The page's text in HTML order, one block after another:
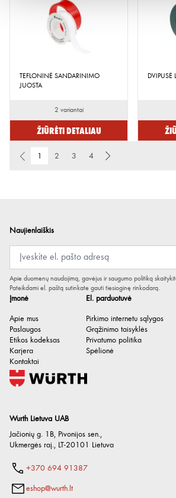
TEFLONINĖ SANDARINIMO
JUOSTA
2 variantai
Žiūrėti detaliau
DVIPUSĖ
1 2 3 4
Wurth Lietuva UAB
Jačionių g. 1B, Pivonijos sen.,
Ukmergės raj., LT-20101 Lietuva
+370 694 91387
eshop@wurth.lt
Įmonė
Apie mus
Paslaugos
Etikos kodeksas
Karjera
Kontaktai
El. parduotuvė
Pirkimo internetu sąlygos
Grąžinimo taisyklės
Privatumo politika
Spėlionė
Naujienlaiškis
Apie duomenų naudojimą, gavėjus ir saugumo politiką
Pateikdami el. paštą sutinkate gauti tiesioginę rinkodarą.